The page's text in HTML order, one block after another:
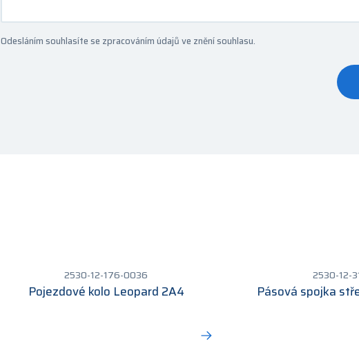
Odesláním souhlasíte se zpracováním údajů ve znění souhlasu.
2530-12-176-0036
Pojezdové kolo Leopard 2A4
2530-12-
Pásová spojka